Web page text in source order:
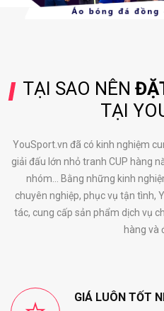
TẠI SAO NÊN
TẠI
YouSport.vn đã có kinh nghiệm
giải đấu lớn nhỏ tranh CUP hàng
nhóm... Bằng những kinh
chuyên nghiệp, phục vụ tận tình,
tác, cung cấp sản phẩm dịch vụ
hàng và
GIÁ LUÔN TỐT